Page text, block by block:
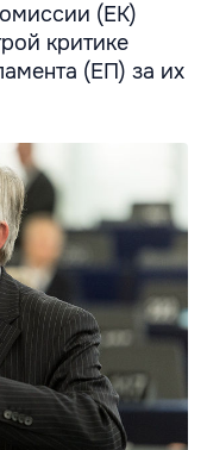
(ЕК)
критике
(ЕП) за их